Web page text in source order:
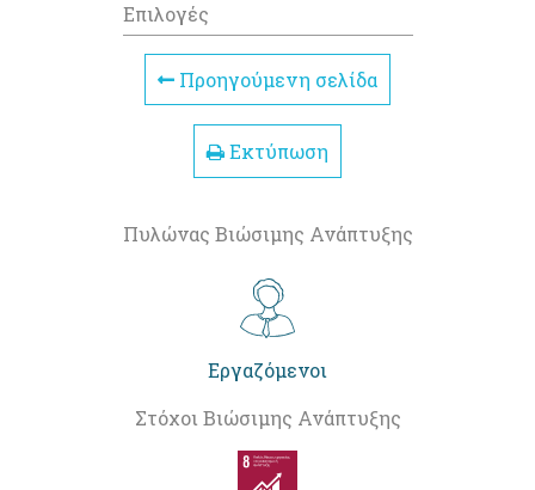
Επιλογές
Προηγούμενη σελίδα
Εκτύπωση
Πυλώνας Βιώσιμης Ανάπτυξης
Εργαζόμενοι
Στόχοι Βιώσιμης Ανάπτυξης